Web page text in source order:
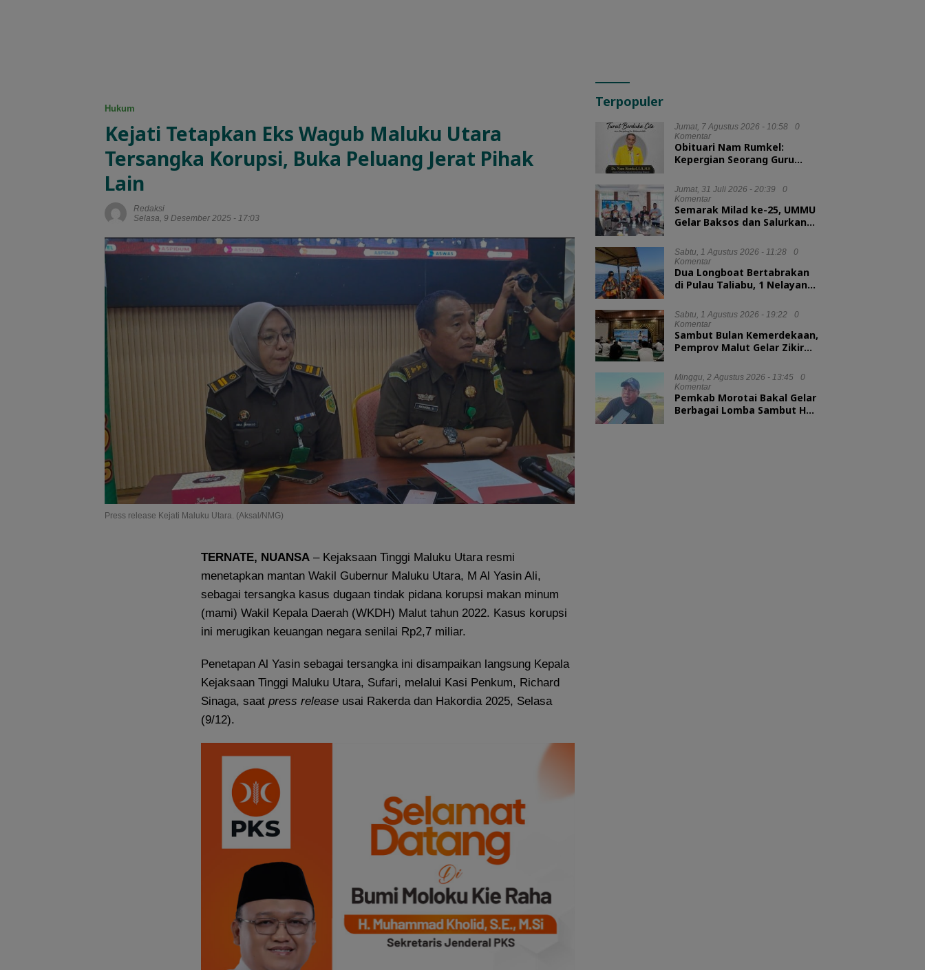
Hukum
Kejati Tetapkan Eks Wagub Maluku Utara
Tersangka Korupsi, Buka Peluang Jerat Pihak
Lain
Redaksi
Selasa, 9 Desember 2025 - 17:03
Press release Kejati Maluku Utara. (Aksal/NMG)
TERNATE, NUANSA – Kejaksaan Tinggi Maluku Utara resmi
menetapkan mantan Wakil Gubernur Maluku Utara, M Al Yasin Ali,
sebagai tersangka kasus dugaan tindak pidana korupsi makan minum
(mami) Wakil Kepala Daerah (WKDH) Malut tahun 2022. Kasus korupsi
ini merugikan keuangan negara senilai Rp2,7 miliar.
Penetapan Al Yasin sebagai tersangka ini disampaikan langsung Kepala
Kejaksaan Tinggi Maluku Utara, Sufari, melalui Kasi Penkum, Richard
Sinaga, saat press release usai Rakerda dan Hakordia 2025, Selasa
(9/12).
Terpopuler
Jumat, 7 Agustus 2026 - 10:58
0
Komentar
Obituari Nam Rumkel:
Kepergian Seorang Guru
Kesederhanaan
Jumat, 31 Juli 2026 - 20:39
0
Komentar
Semarak Milad ke-25, UMMU
Gelar Baksos dan Salurkan
Mahasiswa Kurang Mampu
Sabtu, 1 Agustus 2026 - 11:28
0
Komentar
Dua Longboat Bertabrakan
di Pulau Taliabu, 1 Nelayan
Sabtu, 1 Agustus 2026 - 19:22
0
Komentar
Sambut Bulan Kemerdekaan,
Pemprov Malut Gelar Zikir
Minggu, 2 Agustus 2026 - 13:45
0
Komentar
Pemkab Morotai Bakal Gelar
Berbagai Lomba Sambut HUT